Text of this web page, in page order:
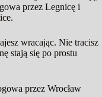
przez Legnicę i
wracając. Nie tracisz
stają się po prostu
przez Wrocław